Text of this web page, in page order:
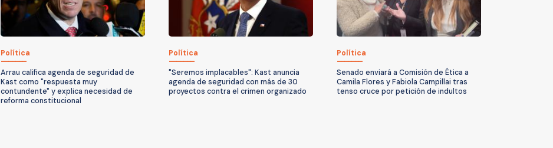
Política
Arrau califica agenda de seguridad de
Kast como "respuesta muy
contundente" y explica necesidad de
reforma constitucional
Política
"Seremos implacables": Kast anuncia
agenda de seguridad con más de 30
proyectos contra el crimen organizado
Política
Senado enviará a Comisión de Ética a
Camila Flores y Fabiola Campillai tras
tenso cruce por petición de indultos